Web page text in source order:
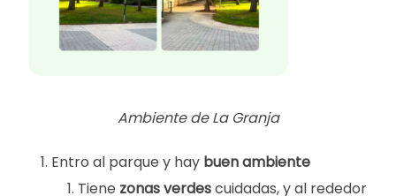
Ambiente de La Granja
Entro al parque y hay buen ambiente
Tiene zonas verdescuidadas, y al rededor